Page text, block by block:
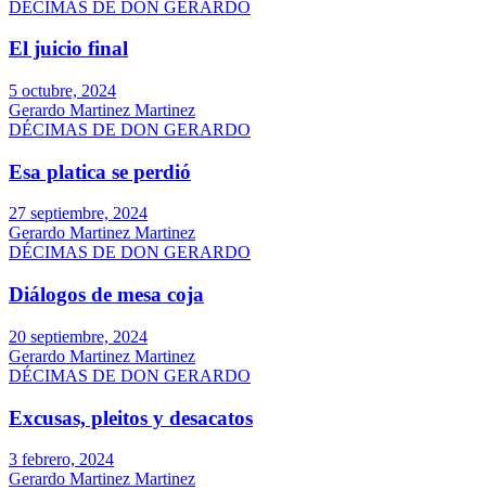
DÉCIMAS DE DON GERARDO
El juicio final
5 octubre, 2024
Gerardo Martinez Martinez
DÉCIMAS DE DON GERARDO
Esa platica se perdió
27 septiembre, 2024
Gerardo Martinez Martinez
DÉCIMAS DE DON GERARDO
Diálogos de mesa coja
20 septiembre, 2024
Gerardo Martinez Martinez
DÉCIMAS DE DON GERARDO
Excusas, pleitos y desacatos
3 febrero, 2024
Gerardo Martinez Martinez